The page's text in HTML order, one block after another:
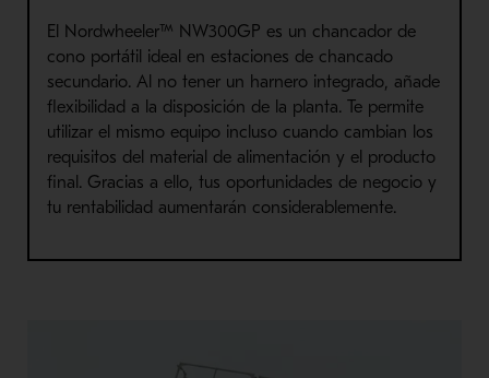
El Nordwheeler™ NW300GP es un chancador de
cono portátil ideal en estaciones de chancado
secundario. Al no tener un harnero integrado, añade
flexibilidad a la disposición de la planta. Te permite
utilizar el mismo equipo incluso cuando cambian los
requisitos del material de alimentación y el producto
final. Gracias a ello, tus oportunidades de negocio y
tu rentabilidad aumentarán considerablemente.